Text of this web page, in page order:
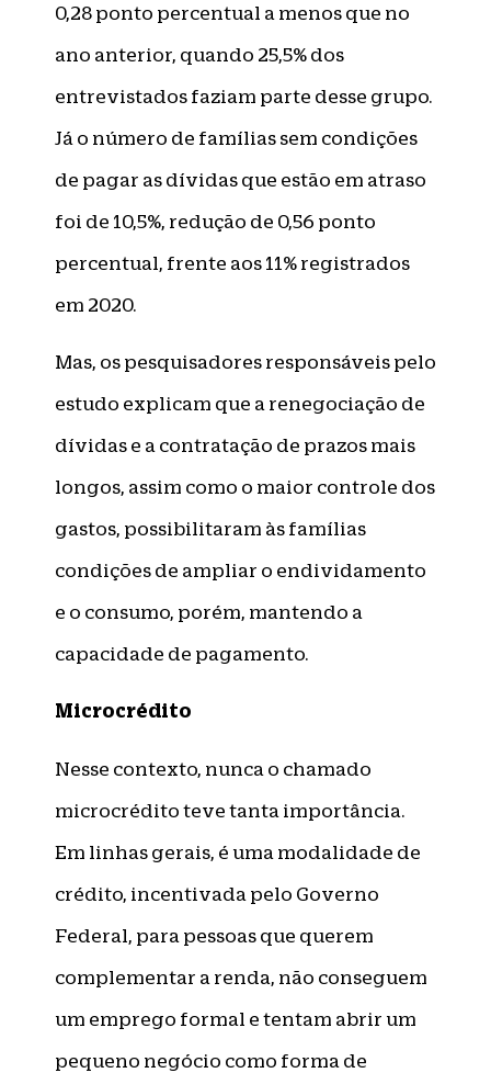
0,28 ponto percentual a menos que no
ano anterior, quando 25,5% dos
entrevistados faziam parte desse grupo.
Já o número de famílias sem condições
de pagar as dívidas que estão em atraso
foi de 10,5%, redução de 0,56 ponto
percentual, frente aos 11% registrados
em 2020.
Mas, os pesquisadores responsáveis pelo
estudo explicam que a renegociação de
dívidas e a contratação de prazos mais
longos, assim como o maior controle dos
gastos, possibilitaram às famílias
condições de ampliar o endividamento
e o consumo, porém, mantendo a
capacidade de pagamento.
Microcrédito
Nesse contexto, nunca o chamado
microcrédito teve tanta importância.
Em linhas gerais, é uma modalidade de
crédito, incentivada pelo Governo
Federal, para pessoas que querem
complementar a renda, não conseguem
um emprego formal e tentam abrir um
pequeno negócio como forma de